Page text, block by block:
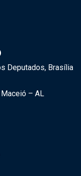
Deputados, Brasília
Maceió – AL